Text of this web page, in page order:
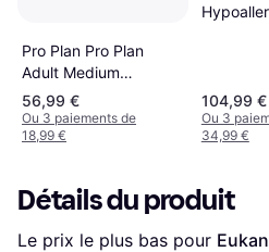
Pro Plan Pro Plan
Adult Medium
Sensitive Skin 14kg
56,99 €
Ou 3 paiements de
18,99 €
104,99 €
Ou 3
34,99 €
Détails du produit
Le prix le plus bas pour